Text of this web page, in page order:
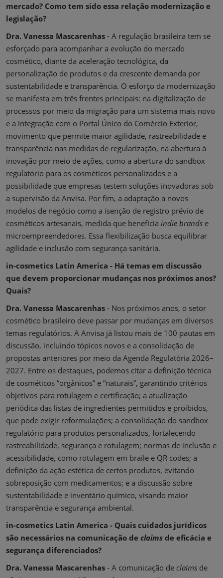
mercado? Como tem sido essa relação modernização e
legislação?
Dra. Vanessa Mascarenhas - A regulação brasileira tem se
esforçado para acompanhar a evolução do mercado
cosmético, diante da aceleração tecnológica, da
personalização de produtos e da crescente demanda por
sustentabilidade e transparência. O esforço da modernização
se manifesta em três frentes principais: na digitalização de
processos por meio da migração para um sistema mais novo
e a integração com o Portal Único do Comércio Exterior,
movimento que permite maior agilidade, rastreabilidade e
transparência nas medidas de regularização, na abertura à
inovação por meio de ações, como a abertura do sandbox
regulatório para os cosméticos personalizados e a
possibilidade que empresas testem soluções inovadoras sob
a supervisão da Anvisa. Por fim, a adaptação a novos
modelos de negócio como a isenção de registro prévio de
cosméticos artesanais, medida que beneficia indie brands e
microempreendedores. Essa flexibilização busca equilibrar
agilidade e inclusão com segurança sanitária.
in-cosmetics Latin America - Há temas em discussão
que devem proporcionar mudanças nos próximos anos?
Quais?
Dra. Vanessa Mascarenhas - Nos próximos anos, o setor
cosmético brasileiro deve passar por mudanças em diversos
temas regulatórios. A Anvisa já listou mais de 100 pautas em
discussão, incluindo tópicos novos e a consolidação de
propostas anteriores por meio da Agenda Regulatória 2026–
2027. Entre os destaques, podemos citar a definição técnica
de cosméticos “orgânicos” e “naturais”, garantindo critérios
objetivos para rotulagem e certificação; a atualização
periódica das listas de ingredientes permitidos e proibidos,
que pode exigir reformulações; a consolidação do sandbox
regulatório para produtos personalizados, fortalecendo
rastreabilidade, segurança e rotulagem; normas de inclusão e
acessibilidade, como rotulagem em braile e QR codes; a
definição da ação estética de certos produtos, evitando
sobreposição com medicamentos; e a discussão sobre
sustentabilidade e inventário químico, visando maior
transparência e segurança ambiental.
in-cosmetics Latin America - Quais cuidados jurídicos
são necessários na comunicação de claims de eficácia e
segurança diferenciados?
Dra. Vanessa Mascarenhas - A comunicação de claims de